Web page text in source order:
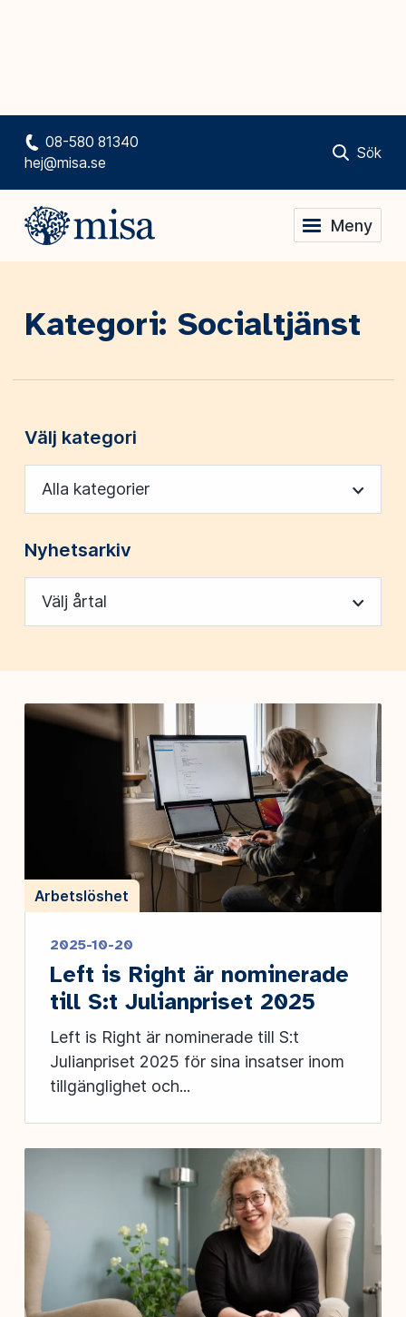
08-580 81340
hej@misa.se
Sök
Meny
Kategori: Socialtjänst
Välj kategori
Alla kategorier
Nyhetsarkiv
Välj årtal
Arbetslöshet
2025-10-20
Left is Right är nominerade
till S:t Julianpriset 2025
Left is Right är nominerade till S:t
Julianpriset 2025 för sina insatser inom
tillgänglighet och...